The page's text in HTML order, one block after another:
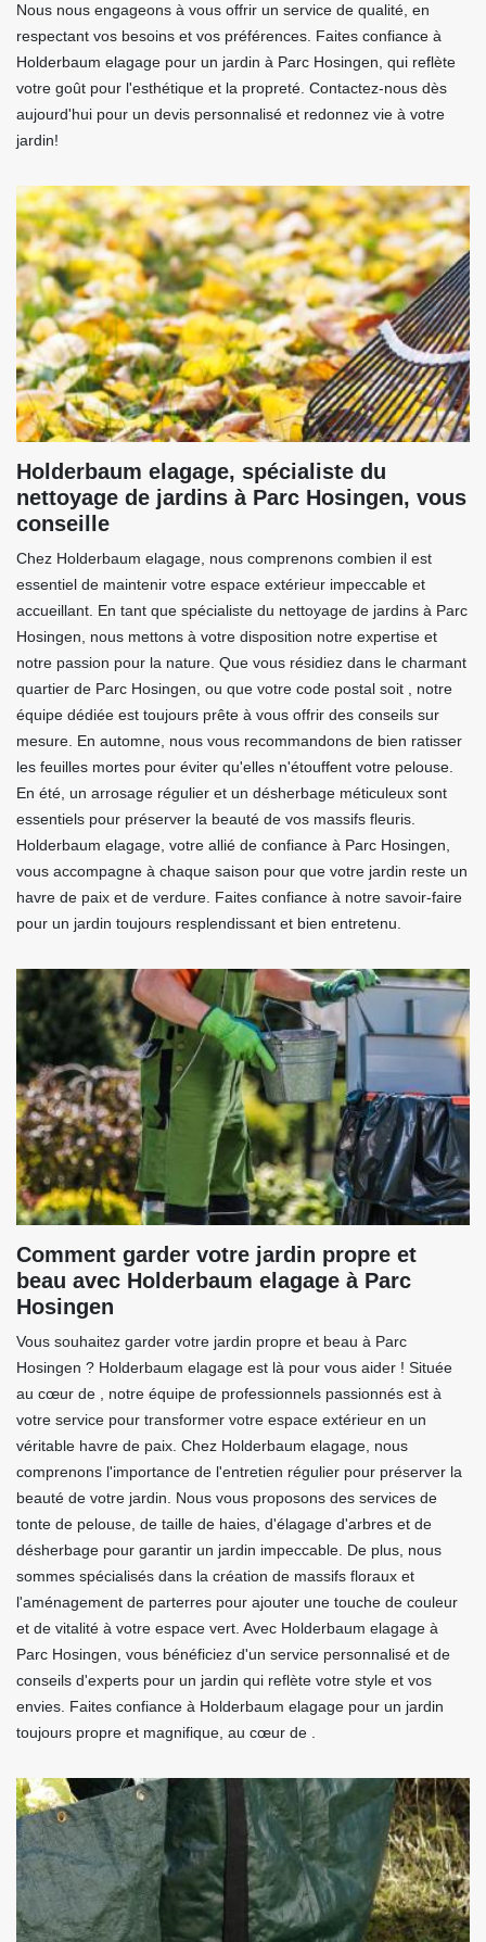
Nous nous engageons à vous offrir un service de qualité, en
respectant vos besoins et vos préférences. Faites confiance à
Holderbaum elagage pour un jardin à Parc Hosingen, qui reflète
votre goût pour l'esthétique et la propreté. Contactez-nous dès
aujourd'hui pour un devis personnalisé et redonnez vie à votre
jardin!
Holderbaum elagage, spécialiste du
nettoyage de jardins à Parc Hosingen, vous
conseille
Chez Holderbaum elagage, nous comprenons combien il est
essentiel de maintenir votre espace extérieur impeccable et
accueillant. En tant que spécialiste du nettoyage de jardins à Parc
Hosingen, nous mettons à votre disposition notre expertise et
notre passion pour la nature. Que vous résidiez dans le charmant
quartier de Parc Hosingen, ou que votre code postal soit , notre
équipe dédiée est toujours prête à vous offrir des conseils sur
mesure. En automne, nous vous recommandons de bien ratisser
les feuilles mortes pour éviter qu'elles n'étouffent votre pelouse.
En été, un arrosage régulier et un désherbage méticuleux sont
essentiels pour préserver la beauté de vos massifs fleuris.
Holderbaum elagage, votre allié de confiance à Parc Hosingen,
vous accompagne à chaque saison pour que votre jardin reste un
havre de paix et de verdure. Faites confiance à notre savoir-faire
pour un jardin toujours resplendissant et bien entretenu.
Comment garder votre jardin propre et
beau avec Holderbaum elagage à Parc
Hosingen
Vous souhaitez garder votre jardin propre et beau à Parc
Hosingen ? Holderbaum elagage est là pour vous aider ! Située
au cœur de , notre équipe de professionnels passionnés est à
votre service pour transformer votre espace extérieur en un
véritable havre de paix. Chez Holderbaum elagage, nous
comprenons l'importance de l'entretien régulier pour préserver la
beauté de votre jardin. Nous vous proposons des services de
tonte de pelouse, de taille de haies, d'élagage d'arbres et de
désherbage pour garantir un jardin impeccable. De plus, nous
sommes spécialisés dans la création de massifs floraux et
l'aménagement de parterres pour ajouter une touche de couleur
et de vitalité à votre espace vert. Avec Holderbaum elagage à
Parc Hosingen, vous bénéficiez d'un service personnalisé et de
conseils d'experts pour un jardin qui reflète votre style et vos
envies. Faites confiance à Holderbaum elagage pour un jardin
toujours propre et magnifique, au cœur de .